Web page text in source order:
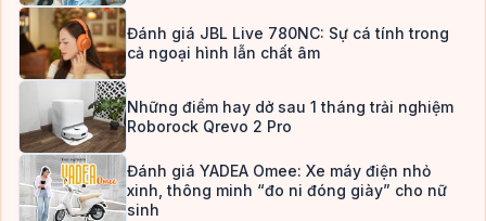
Đánh giá JBL Live 780NC: Sự cá tính trong
cả ngoại hình lẫn chất âm
Những điểm hay dở sau 1 tháng trải nghiệm
Roborock Qrevo 2 Pro
Đánh giá YADEA Omee: Xe máy điện nhỏ
xinh, thông minh “đo ni đóng giày” cho nữ
sinh